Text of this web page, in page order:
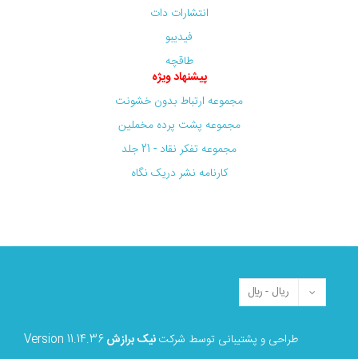
انتشارات دات
فیدیبو
طاقچه
پیشنهاد ویژه
مجموعه ارتباط بدون خشونت
مجموعه پشت پرده مخملین
مجموعه تفکر نقاد - 21 جلد
کارنامه نشر دریک نگاه
طراحی و پشتیبانی توسط شرکتنیک برازشVersion 11.14.36